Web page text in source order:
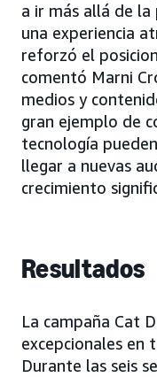
a ir más allá de
una experiencia
reforzó el
comentó Marni
medios y
gran ejemplo de
tecnología
llegar a nuevas
crecimiento
Resultados
La campaña Cat
excepcionales en
Durante las seis